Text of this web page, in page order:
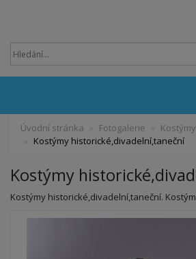
Úvodní stránka Fotogalerie
Kostýmy historické,divadelní,taneční
Kostýmy
Kostýmy historické,divadelní,taneční.